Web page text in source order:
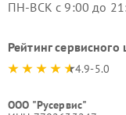
ПН-ВСК с 9:00 до
Рейтинг сервисного
4.9-5.0
ООО "Русервис"